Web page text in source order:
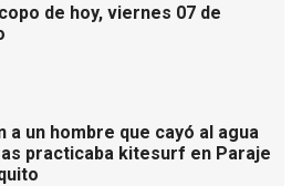
de hoy, viernes 07 de
a un hombre que cayó al agua
practicaba kitesurf en Paraje